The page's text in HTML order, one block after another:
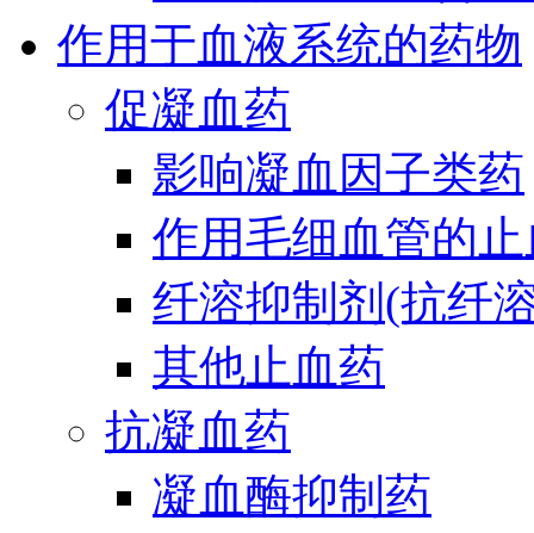
作用于血液系统的药物
促凝血药
影响凝血因子类药
作用毛细血管的
纤溶抑制剂(抗纤
其他止血药
抗凝血药
凝血酶抑制药